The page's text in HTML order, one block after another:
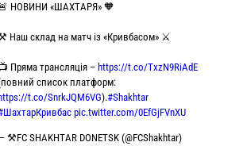
НОВИНИ «ШАХТАРЯ» 🧡
Наш склад на матч із «Кривбасом» ⚔️
Пряма трансляція – https://t.co/TxzN9RiAdE
список платформ:
https://t.co/SnrkJQM6VG).#Shakhtar
pic.twitter.com/0EfGjFVnXU
⚒FC SHAKHTAR DONETSK (@FCShakhtar)